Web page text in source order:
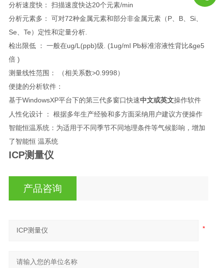
分析速度快： 扫描速度快达20个元素/min
分析元素多： 可对72种金属元素和部分非金属元素（P、B、Si、
Se、Te）定性和定量分析.
检出限低 ： 一般在ug/L(ppb)级. (1ug/ml Pb标准溶液性背比&ge5
倍 )
测量线性范围： （相关系数>0.9998）
便捷的分析软件：
基于WindowsXP平台下的第三代多窗口快速中文或英文操作软件
人性化设计 ： 根据多年生产经验和多方面采纳用户建议方便操作
智能恒温系统：为适用于不同季节不同地理条件等气候影响，增加
了智能恒 温系统
ICP测量仪
产品咨询